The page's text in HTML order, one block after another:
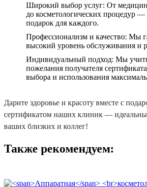
Широкий выбор услуг: От
до косметологических процедур —
подарок для каждого.
Профессионализм и качество: Мы
высокий уровень обслуживания и
Индивидуальный подход: Мы
пожелания получателя
выбора и использования
Дарите здоровье и красоту вместе с
сертификатом наших клиник —
ваших близких и коллег!
Также рекомендуем: